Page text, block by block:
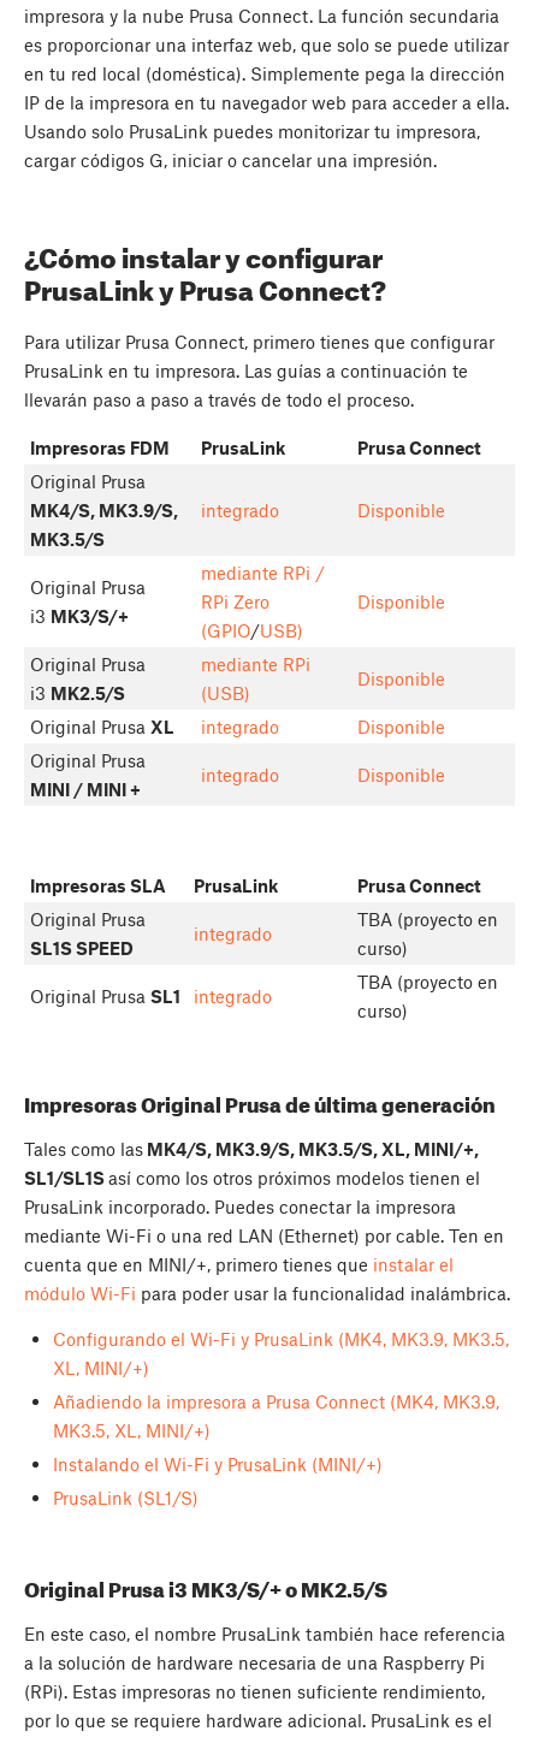
impresora y la nube Prusa Connect. La función secundaria
es proporcionar una interfaz web, que solo se puede utilizar
en tu red local (doméstica). Simplemente pega la dirección
IP de la impresora en tu navegador web para acceder a ella.
Usando solo PrusaLink puedes monitorizar tu impresora,
cargar códigos G, iniciar o cancelar una impresión.
¿Cómo instalar y configurar
PrusaLink y Prusa Connect?
Para utilizar Prusa Connect, primero tienes que configurar
PrusaLink en tu impresora. Las guías a continuación te
llevarán paso a paso a través de todo el proceso.
Impresoras FDM PrusaLink
Prusa Connect
Original Prusa
MK4/S, MK3.9/S,
MK3.5/S
integrado Disponible
Original Prusa
i3 MK3/S/+
mediante RPi /
RPi Zero
(GPIO/USB)
Disponible
Original Prusa
i3 MK2.5/S
mediante RPi
(USB)
Disponible
Original Prusa XL integrado
Disponible
Original Prusa
MINI / MINI +
integrado Disponible
Impresoras SLA PrusaLink
Prusa Connect
Original Prusa
SL1S SPEED
integrado
TBA (proyecto en
curso)
Original Prusa SL1 integrado
TBA (proyecto en
curso)
Impresoras Original Prusa de última generación
Tales como las MK4/S, MK3.9/S, MK3.5/S, XL, MINI/+,
SL1/SL1Sasí como los otros próximos modelos tienen el
PrusaLink incorporado. Puedes conectar la impresora
mediante Wi-Fi o una red LAN (Ethernet) por cable. Ten en
cuenta que en MINI/+, primero tienes que instalar el
módulo Wi-Fi para poder usar la funcionalidad inalámbrica.
Configurando el Wi-Fi y PrusaLink (MK4, MK3.9, MK3.5,
XL, MINI/+)
Añadiendo la impresora a Prusa Connect (MK4, MK3.9,
MK3.5, XL, MINI/+)
Instalando el Wi-Fi y PrusaLink (MINI/+)
PrusaLink (SL1/S)
Original Prusa i3 MK3/S/+ o MK2.5/S
En este caso, el nombre PrusaLink también hace referencia
a la solución de hardware necesaria de una Raspberry Pi
(RPi). Estas impresoras no tienen suficiente rendimiento,
por lo que se requiere hardware adicional. PrusaLink es el